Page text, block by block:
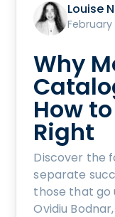
Louise
February
Why
How
Right
Discover the
separate
those that go
Ovidiu